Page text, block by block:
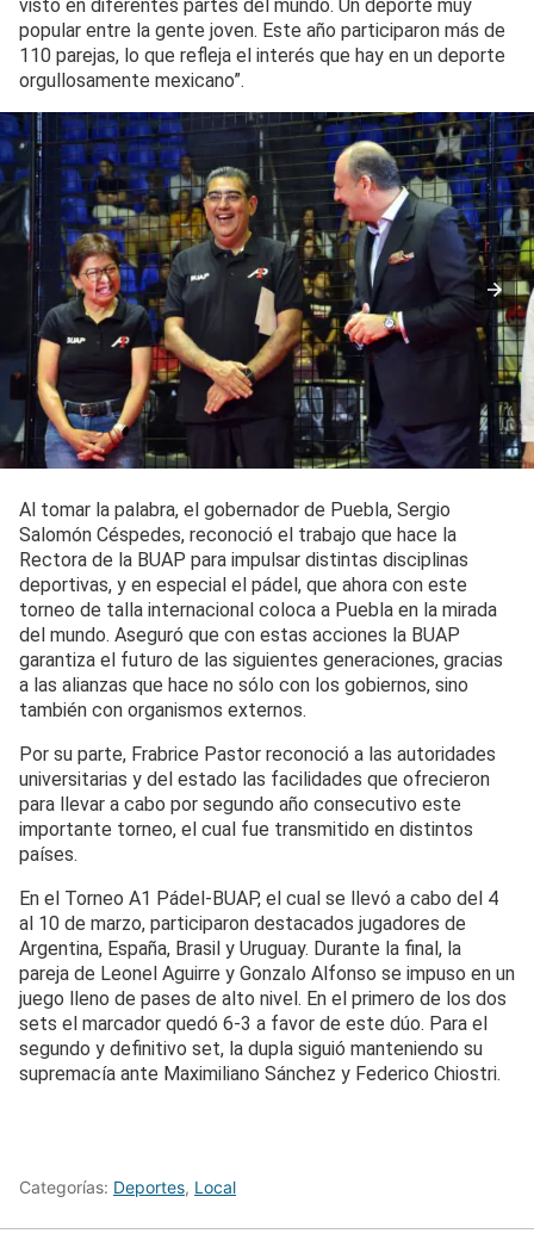
visto en diferentes partes del mundo. Un deporte muy
popular entre la gente joven. Este año participaron más de
110 parejas, lo que refleja el interés que hay en un deporte
orgullosamente mexicano”.
Al tomar la palabra, el gobernador de Puebla, Sergio
Salomón Céspedes, reconoció el trabajo que hace la
Rectora de la BUAP para impulsar distintas disciplinas
deportivas, y en especial el pádel, que ahora con este
torneo de talla internacional coloca a Puebla en la mirada
del mundo. Aseguró que con estas acciones la BUAP
garantiza el futuro de las siguientes generaciones, gracias
a las alianzas que hace no sólo con los gobiernos, sino
también con organismos externos.
Por su parte, Frabrice Pastor reconoció a las autoridades
universitarias y del estado las facilidades que ofrecieron
para llevar a cabo por segundo año consecutivo este
importante torneo, el cual fue transmitido en distintos
países.
En el Torneo A1 Pádel-BUAP, el cual se llevó a cabo del 4
al 10 de marzo, participaron destacados jugadores de
Argentina, España, Brasil y Uruguay. Durante la final, la
pareja de Leonel Aguirre y Gonzalo Alfonso se impuso en un
juego lleno de pases de alto nivel. En el primero de los dos
sets el marcador quedó 6-3 a favor de este dúo. Para el
segundo y definitivo set, la dupla siguió manteniendo su
supremacía ante Maximiliano Sánchez y Federico Chiostri.
Categorías: Deportes, Local